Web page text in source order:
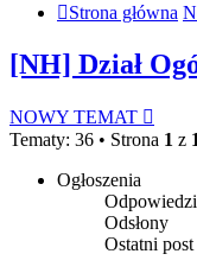
Strona główna
[NH] Dział
NOWY TEMAT
Tematy: 36 • Strona 1 z
Ogłoszenia
Odpowiedzi
Odsłony
Ostatni post